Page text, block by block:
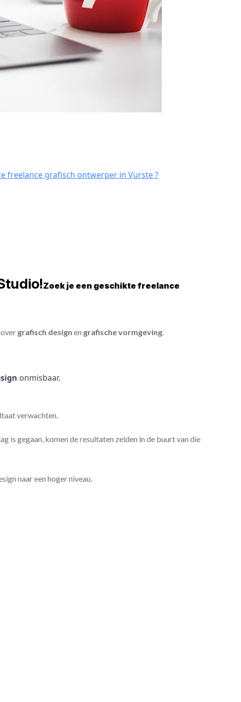
freelance grafisch ontwerper in Vurste ?
Zoek je een geschikte freelance
grafisch design en grafische vormgeving.
onmisbaar.
verwachten.
is gegaan, komen de resultaten zelden in de buurt van die
naar een hoger niveau.